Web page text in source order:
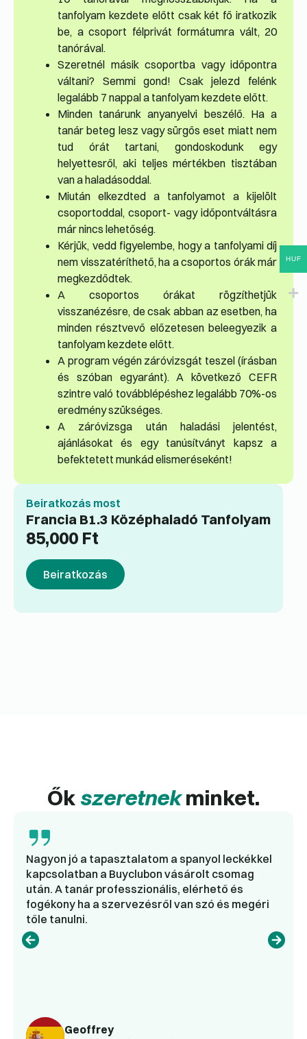
tanfolyam kezdete előtt csak két fő iratkozik
be, a csoport félprivát formátumra vált, 20
tanórával.
Szeretnél másik csoportba vagy időpontra
váltani? Semmi gond! Csak jelezd felénk
legalább 7 nappal a tanfolyam kezdete előtt.
Minden tanárunk anyanyelvi beszélő. Ha a
tanár beteg lesz vagy sürgős eset miatt nem
tud órát tartani, gondoskodunk egy
helyettesről, aki teljes mértékben tisztában
van a haladásoddal.
Miután elkezdted a tanfolyamot a kijelölt
csoportoddal, csoport- vagy időpontváltásra
már nincs lehetőség.
Kérjük, vedd figyelembe, hogy a tanfolyami díj
nem visszatéríthető, ha a csoportos órák már
megkezdődtek.
A csoportos órákat rögzíthetjük
visszanézésre, de csak abban az esetben, ha
minden résztvevő előzetesen beleegyezik a
tanfolyam kezdete előtt.
A program végén záróvizsgát teszel (írásban
és szóban egyaránt). A következő CEFR
szintre való továbblépéshez legalább 70%-os
eredmény szükséges.
A záróvizsga után haladási jelentést,
ajánlásokat és egy tanúsítványt kapsz a
befektetett munkád elismeréseként!
Beiratkozás most
Francia B1.3 Középhaladó Tanfolyam
85,000 Ft
Beiratkozás
Őkszeretnekminket.
Geoffrey
Nagyon jó a tapasztalatom a spanyol leckékkel
kapcsolatban a Buyclubon vásárolt csomag
után. A tanár professzionális, elérhető és
fogékony ha a szervezésről van szó és megéri
tőle tanulni.
HUF